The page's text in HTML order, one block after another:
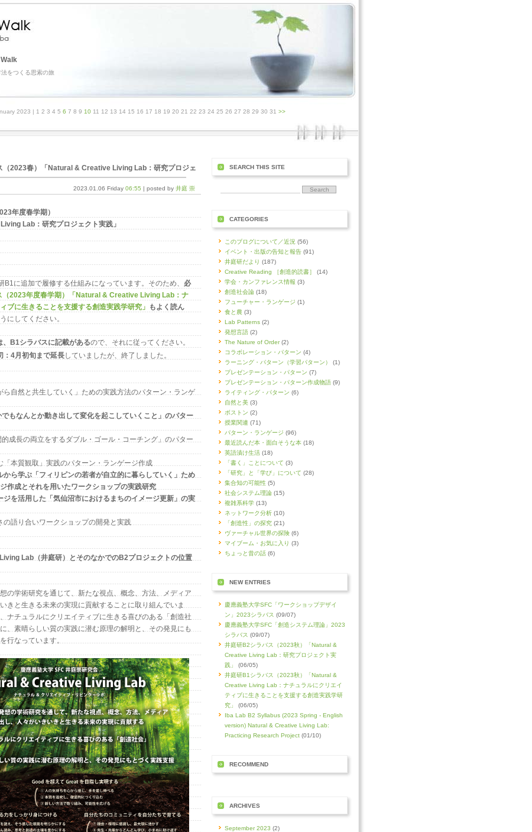
をつくる思索の旅
2023 | 1 2 3 4 5 6 7 8 9 10 11 12 13 14 15 16 17 18 19 20 21 22 23 24 25 26 27 28 29 30 31 >>
（2023春）「Natural & Creative Living Lab：研究プロジェ
2023.01.06 Friday 06:55 | posted by 井庭 崇
年度春学期）
Lab：研究プロジェクト実践」
B1に追加で履修する仕組みになっています。そのため、 必
（2023年度春学期）「Natural & Creative Living Lab：ナ
ブに生きることを支援する創造実践学研究」 もよく読ん
にしてください。
、B1シラバスに記載があるので、それに従ってください。
：4月初旬まで延長していましたが、終了しました。
ら自然と共生していく」ための実践方法のパターン・ランゲ
もなんとか動き出して変化を起こしていくこと」のパター
成長の両立をするダブル・ゴール・コーチング」のパター
「本質観取」実践のパターン・ランゲージ作成
から学ぶ「フィリピンの若者が自立的に暮らしていく」ため
作成とそれを用いたワークショップの実践研究
ジを活用した「気仙沼市におけるまちのイメージ更新」の実
の語り合いワークショップの開発と実践
Lab（井庭研）とそのなかでのB2プロジェクトの位置
の学術研究を通じて、新たな視点、概念、方法、メディア
きと生きる未来の実現に貢献することに取り組んでいま
ナチュラルにクリエイティブに生きる喜びのある「創造社
、素晴らしい質の実践に潜む原理の解明と、その発見にも
行なっています。
SEARCH THIS SITE
CATEGORIES
このブログについて／近況 (56)
イベント・出版の告知と報告 (91)
井庭研だより (187)
Creative Reading ［創造的読書］
(14)
学会・カンファレンス情報 (3)
創造社会論 (18)
フューチャー・ランゲージ (1)
食と農 (3)
Lab Patterns (2)
発想言語 (2)
The Nature of Order(2)
コラボレーション・パターン (4)
ラーニング・パターン（学習パターン）
(1)
プレゼンテーション・パターン (7)
プレゼンテーション・パターン作成物語 (9)
ライティング・パターン (6)
自然と美 (3)
ボストン (2)
授業関連 (71)
パターン・ランゲージ (96)
最近読んだ本・面白そうな本 (18)
英語漬け生活 (18)
「書く」ことについて (3)
「研究」と「学び」について (28)
集合知の可能性 (5)
社会システム理論 (15)
複雑系科学 (13)
ネットワーク分析 (10)
「創造性」の探究 (21)
ヴァーチャル世界の探険 (6)
マイブーム・お気に入り (3)
ちょっと昔の話 (6)
NEW ENTRIES
慶應義塾大学SFC「ワークショップデザイ
ン」2023シラバス (09/07)
慶應義塾大学SFC「創造システム理論」2023
シラバス (09/07)
井庭研B2シラバス（2023秋）「Natural &
Creative Living Lab：研究プロジェクト実
践」
(06/05)
井庭研B1シラバス（2023秋）「Natural &
Creative Living Lab：ナチュラルにクリエイ
ティブに生きることを支援する創造実践学研
究」
(06/05)
Iba Lab B2 Syllabus (2023 Spring - English
version) Natural & Creative Living Lab:
Practicing Research Project (01/10)
RECOMMEND
ARCHIVES
September 2023 (2)